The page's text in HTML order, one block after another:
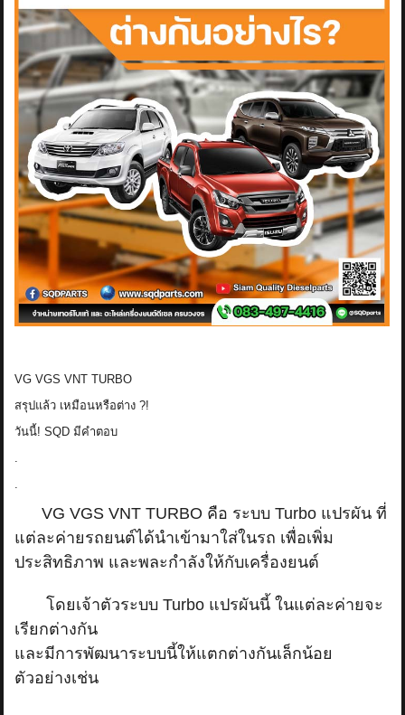
RETURN AND REFUND POLICY
VG VGS VNT TURBO
สรุปแล้ว เหมือนหรือต่าง ?!
วันนี้! SQD มีคำตอบ
VG VGS VNT TURBO คือ ระบบ Turbo แปรผัน ที่
แต่ละค่ายรถยนต์ได้นำเข้ามาใส่ในรถ เพื่อเพิ่ม
ประสิทธิภาพ และพละกำลังให้กับเครื่องยนต์
โดยเจ้าตัวระบบ Turbo แปรผันนี้ ในแต่ละค่ายจะ
เรียกต่างกัน
และมีการพัฒนาระบบนี้ให้แตกต่างกันเล็กน้อย
ตัวอย่างเช่น